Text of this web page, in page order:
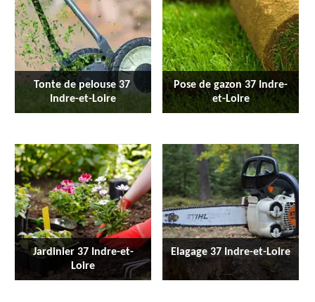
Tonte de pelouse 37
Indre-et-Loire
Pose de gazon 37 Indre-
et-Loire
Jardinier 37 Indre-et-
Loire
Elagage 37 Indre-et-Loire